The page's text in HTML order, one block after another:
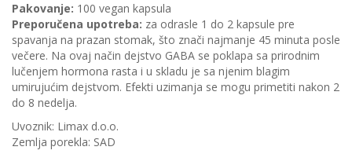
Pakovanje: 100 vegan kapsula
Preporučena upotreba: za odrasle 1 do 2 kapsule pre
spavanja na prazan stomak, što znači najmanje 45 minuta posle
večere. Na ovaj način dejstvo GABA se poklapa sa prirodnim
lučenjem hormona rasta i u skladu je sa njenim blagim
umirujućim dejstvom. Efekti uzimanja se mogu primetiti nakon 2
do 8 nedelja.
Uvoznik: Limax d.o.o.
Zemlja porekla: SAD